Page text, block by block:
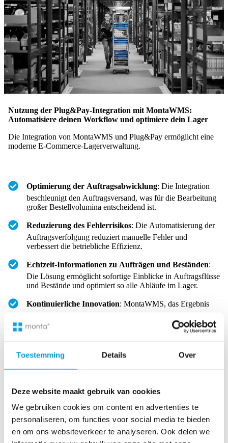
Toestemming Details Over
Deze website maakt gebruik van cookies
We gebruiken cookies om content en advertenties te
personaliseren, om functies voor social media te bieden
en om ons websiteverkeer te analyseren. Ook delen we
Nutzung der Plug&Pay-Integration mit MontaWMS:
Automatisiere deinen Workflow und optimiere dein Lager
Die Integration von MontaWMS und Plug&Pay ermöglicht eine
moderne E-Commerce-Lagerverwaltung.
Optimierung der Auftragsabwicklung: Die Integration
beschleunigt den Auftragsversand, was für die Bearbeitung
großer Bestellvolumina entscheidend ist.
Reduzierung des Fehlerrisikos: Die Automatisierung der
Auftragsverfolgung reduziert manuelle Fehler und
verbessert die betriebliche Effizienz.
Echtzeit-Informationen zu Aufträgen und Beständen:
Die Lösung ermöglicht sofortige Einblicke in Auftragsflüsse
und Bestände und optimiert so alle Abläufe im Lager.
Kontinuierliche Innovation: MontaWMS, das Ergebnis
basierte Lösungen für höchste Effizienz in der Logistik.
Durch die Nutzung der kombinierten Stärken von MontaWMS
und Plug&Pay können Unternehmen ihre betriebliche Effizienz
erheblich steigern und sich schneller an die Anforderungen für
Was unsere Kunden über Monta sagen